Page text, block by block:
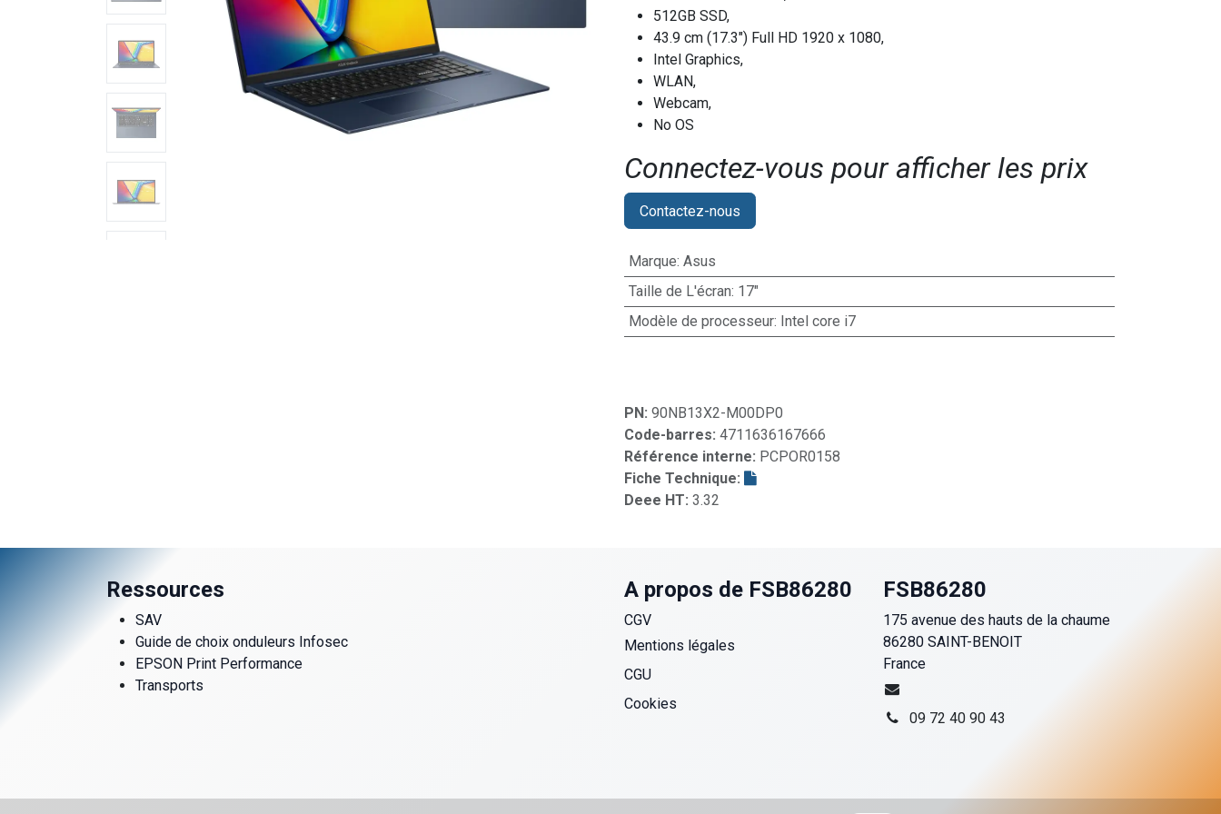
512GB SSD,
43.9 cm (17.3") Full HD 1920 x 1080,
Intel Graphics,
WLAN,
Webcam,
No OS
Connectez-vous pour afficher les prix​
Contactez-nous
Marque: Asus
Taille de L'écran: 17"
Modèle de processeur: Intel core i7
PN: 90NB13X2-M00DP0
Code-barres: 4711636167666
Référence interne: PCPOR0158
Fiche Technique:
Deee HT: 3.32
Ressources
SAV
Guide de choix onduleurs Infosec
EPSON Print Performance
Transports
A propos de FSB86280
CGV
Mentions légales
CGU
Cookies
FSB86280
175 avenue des hauts de la chaume
86280 SAINT-BENOIT
France
09 72 40 90 43